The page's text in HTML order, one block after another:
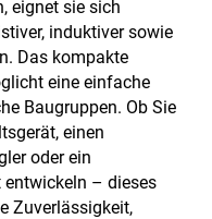
eignet sie sich
induktiver sowie
Das kompakte
eine einfache
Baugruppen. Ob Sie
einen
oder ein
entwickeln – dieses
Zuverlässigkeit,